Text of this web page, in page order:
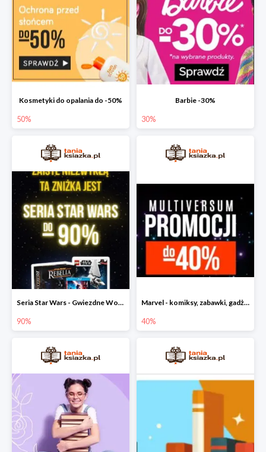
Kosmetyki do opalania do -50%
50%
Barbie -30%
30%
Seria Star Wars - Gwiezdne Wojny do -90%
90%
Marvel - komiksy, zabawki, gadżety
40%